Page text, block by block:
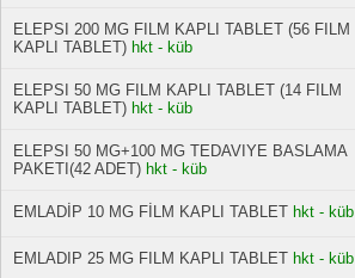
ELEPSI 200 MG FILM KAPLI TABLET (56 FILM
KAPLI TABLET) hkt - küb
ELEPSI 50 MG FILM KAPLI TABLET (14 FILM
KAPLI TABLET) hkt - küb
ELEPSI 50 MG+100 MG TEDAVIYE BASLAMA
PAKETI(42 ADET) hkt - küb
EMLADİP 10 MG FİLM KAPLI TABLET hkt - küb
EMLADIP 25 MG FILM KAPLI TABLET hkt - küb